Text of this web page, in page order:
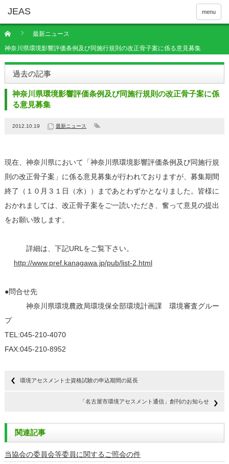
menu
最新ニュース
神奈川県環境影響評価条例及び同施行規則の改正骨子案に係る意見募集
過去の記事
神奈川県環境影響評価条例及び同施行規則の改正骨子案に係
る意見募集
2012.10.19 最新ニュース
現在、神奈川県において「神奈川県環境影響評価条例及び同施行規
則の改正骨子案」に係る意見募集が行われておりますが、募集期間
終了（１０月３１日（水））まであとわずかとなりました。皆様に
おかれましては、改正骨子案をご一読いただき、奮って意見の提出
をお願い致します。
詳細は、下記URLをご覧下さい。
http://www.pref.kanagawa.jp/pub/list-2.html
●問合せ先
神奈川県環境農政局環境保全部環境計画課 環境審査グルー
プ
TEL:045-210-4070
FAX:045-210-8952
環境アセスメント士資格試験の申込期間の延長
「名古屋市環境アセスメント通信」創刊のお知らせ
関連記事
当協会の委員会等委員に関するご照会の件